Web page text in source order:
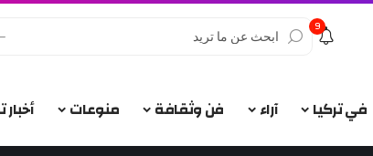
9
في تركيا آراء فن وثقافة منوعات